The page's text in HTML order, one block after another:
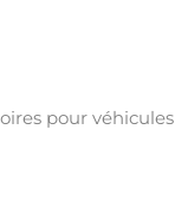
pour véhicules